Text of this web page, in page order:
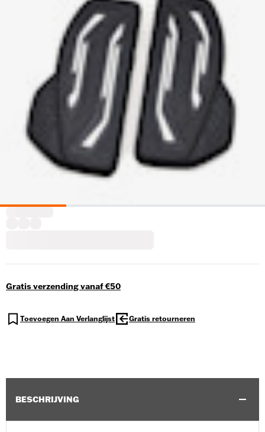
Gratis verzending vanaf €50
Toevoegen Aan Verlanglijst Gratis retourneren
BESCHRIJVING